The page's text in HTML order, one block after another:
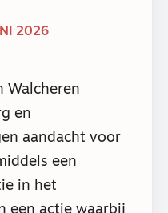
2026
Walcheren
en
aandacht voor
een
in het